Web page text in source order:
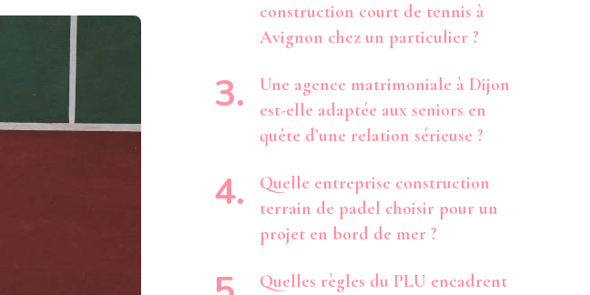
construction court de tennis à
Avignon chez un particulier ?
Une agence matrimoniale à Dijon
est-elle adaptée aux seniors en
quête d’une relation sérieuse ?
Quelle entreprise construction
terrain de padel choisir pour un
projet en bord de mer ?
Quelles règles du PLU encadrent